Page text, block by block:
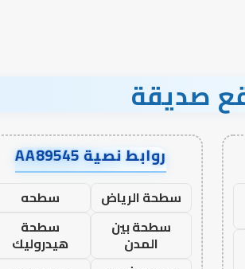
صديقة
روابط نصية AA89545
سطحة الرياض
سطحه
سطحة بين
المدن
سطحة
هيدروليك